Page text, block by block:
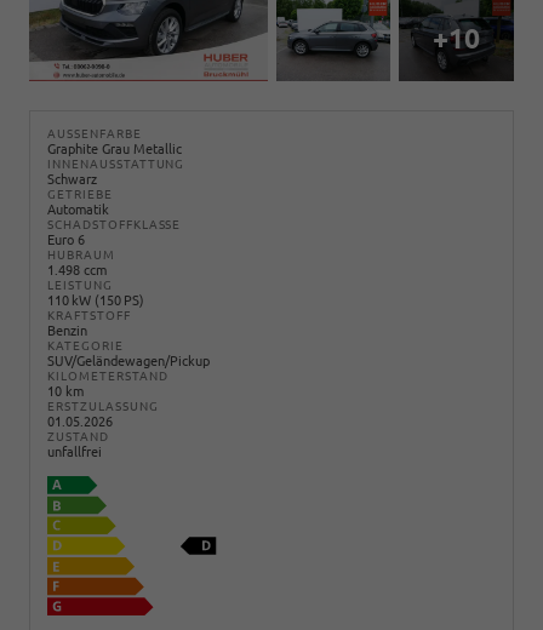
+10
AUSSENFARBE
Graphite Grau Metallic
INNENAUSSTATTUNG
Schwarz
GETRIEBE
Automatik
SCHADSTOFFKLASSE
Euro 6
HUBRAUM
1.498 ccm
LEISTUNG
110 kW (150 PS)
KRAFTSTOFF
Benzin
KATEGORIE
SUV/Geländewagen/Pickup
KILOMETERSTAND
10 km
ERSTZULASSUNG
01.05.2026
ZUSTAND
unfallfrei